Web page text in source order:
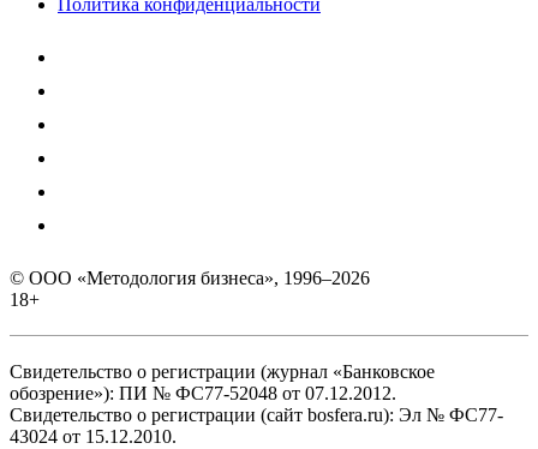
Политика конфиденциальности
© ООО «Методология бизнеса», 1996–2026
18+
Свидетельство о регистрации (журнал «Банковское
обозрение»): ПИ № ФС77-52048 от 07.12.2012.
Свидетельство о регистрации (сайт bosfera.ru): Эл № ФС77-
43024 от 15.12.2010.